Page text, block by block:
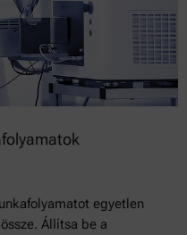
egyetlen
Állítsa be a